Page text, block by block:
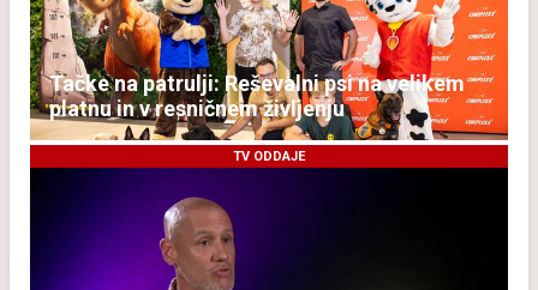
Tačke na patrulji: Reševalni psi na velikem
platnu in v resničnem življenju
TV ODDAJE